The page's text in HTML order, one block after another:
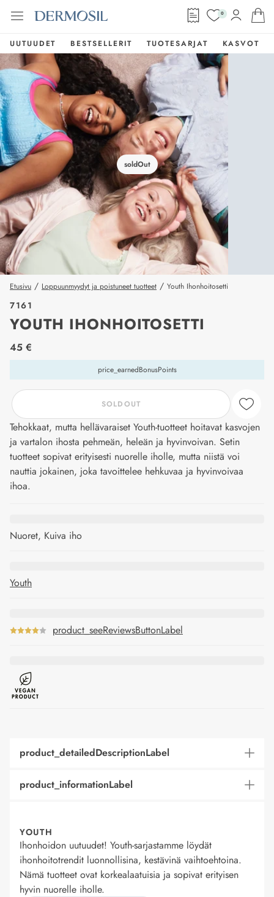
0
UUTUUDET BESTSELLERIT TUOTESARJAT KASVOT
soldOut
Etusivu / Loppuunmyydyt ja poistuneet tuotteet / Youth Ihonhoitosetti
7161
YOUTH IHONHOITOSETTI
price_label
45 €
price_earnedBonusPoints
SOLDOUT
Tehokkaat, mutta hellävaraiset Youth-tuotteet hoitavat kasvojen
ja vartalon ihosta pehmeän, heleän ja hyvinvoivan. Setin
tuotteet sopivat erityisesti nuorelle iholle, mutta niistä voi
nauttia jokainen, joka tavoittelee hehkuvaa ja hyvinvoivaa
ihoa.
Nuoret, Kuiva iho
Youth
product_seeReviewsButtonLabel
product_detailedDescriptionLabel
product_informationLabel
YOUTH
Ihonhoidon uutuudet! Youth-sarjastamme löydät
ihonhoitotrendit luonnollisina, kestävinä vaihtoehtoina.
Nämä tuotteet ovat korkealaatuisia ja sopivat erityisen
hyvin nuorelle iholle.